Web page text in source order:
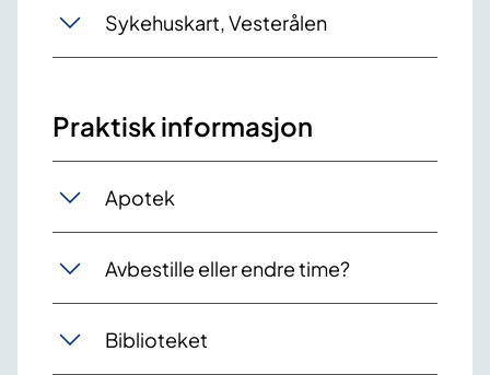
Sykehuskart, Vesterålen
Praktisk informasjon
Apotek
Avbestille eller endre time?
Biblioteket